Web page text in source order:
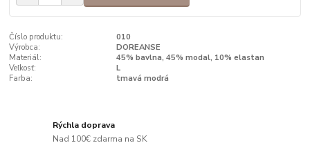
Číslo produktu:
010
Výrobca:
DOREANSE
Materiál:
45% bavlna, 45% modal, 10% elastan
Veľkosť:
L
Farba:
tmavá modrá
Rýchla doprava
Nad 100€ zdarma na SK